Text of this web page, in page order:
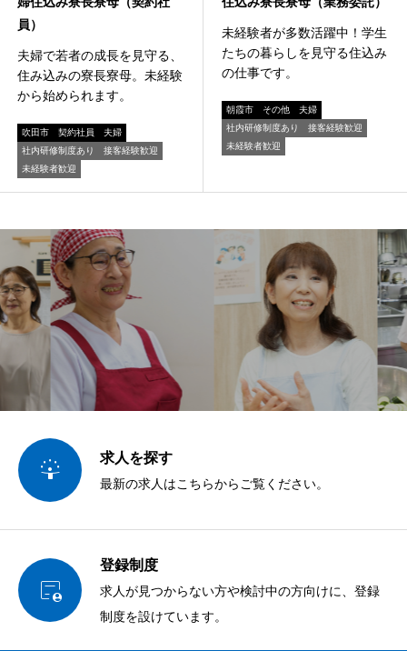
員）
夫婦で若者の成長を見守る、
住み込みの寮長寮母。未経験
から始められます。
吹田市 契約社員
夫婦
社内研修制度あり
接客経験歓迎
未経験者歓迎
未経験者が多数活躍中！学生
たちの暮らしを見守る住込み
の仕事です。
朝霞市 その他
夫婦
社内研修制度あり
接客経験歓迎
未経験者歓迎
 求人を探す
最新の求人はこちらからご覧ください。

登録制度
求人が見つからない方や検討中の方向けに、登録
制度を設けています。